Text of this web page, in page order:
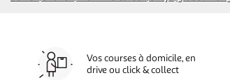
Vos courses à domicile, en
drive ou click & collect